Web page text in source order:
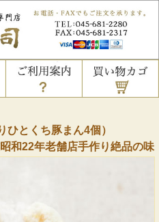
りひとくち豚まん4個）
和22年老舗店手作り絶品の味